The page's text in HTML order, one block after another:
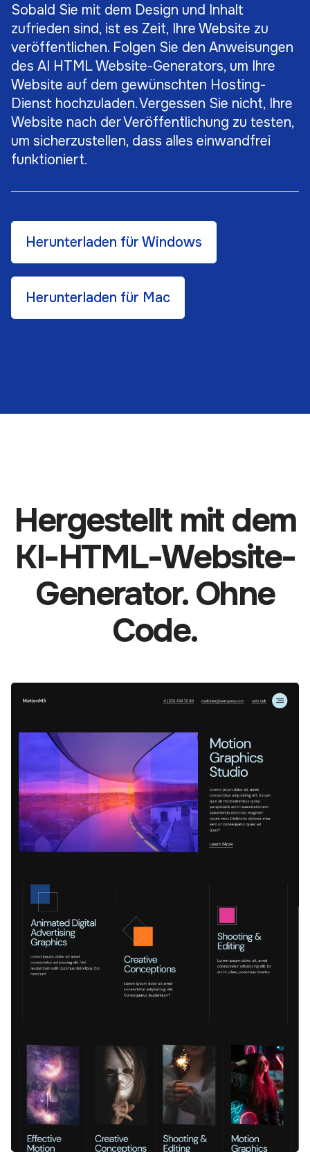
Sobald Sie mit dem Design und Inhalt
zufrieden sind, ist es Zeit, Ihre Website zu
veröffentlichen. Folgen Sie den Anweisungen
des AI HTML Website-Generators, um Ihre
Website auf dem gewünschten Hosting-
Dienst hochzuladen. Vergessen Sie nicht, Ihre
Website nach der Veröffentlichung zu testen,
um sicherzustellen, dass alles einwandfrei
funktioniert.
Herunterladen für Windows
Herunterladen für Mac
Hergestellt mit dem
KI-HTML-Website-
Generator. Ohne
Code.